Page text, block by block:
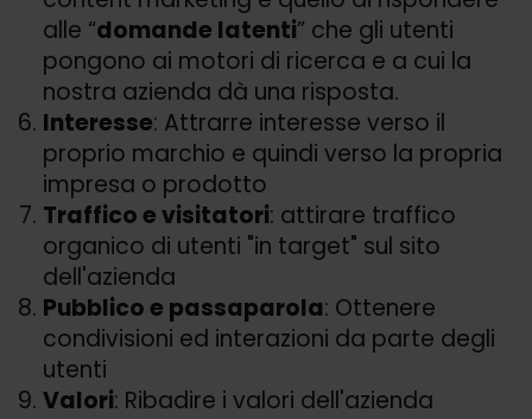
alle “domande latenti” che gli utenti
pongono ai motori di ricerca e a cui la
nostra azienda dà una risposta.
Interesse: Attrarre interesse verso il
proprio marchio e quindi verso la propria
impresa o prodotto
Traffico e visitatori: attirare traffico
organico di utenti "in target" sul sito
dell'azienda
Pubblico e passaparola: Ottenere
condivisioni ed interazioni da parte degli
utenti
Valori: Ribadire i valori dell'azienda